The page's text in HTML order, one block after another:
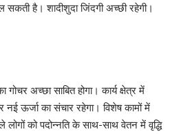
है। शादीशुदा जिंदगी अच्छी रहेगी।
अच्छा साबित होगा। कार्य क्षेत्र में
ऊर्जा का संचार रहेगा। विशेष कामों में
लोगों को पदोन्नति के साथ-साथ वेतन में वृद्धि